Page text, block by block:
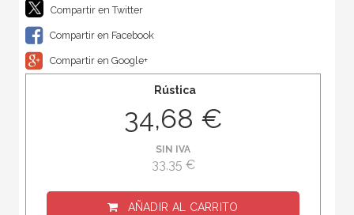
Compartir en Twitter
Compartir en Facebook
Compartir en Google+
Rústica
34,68 €
SIN IVA
33,35 €
AÑADIR AL CARRITO